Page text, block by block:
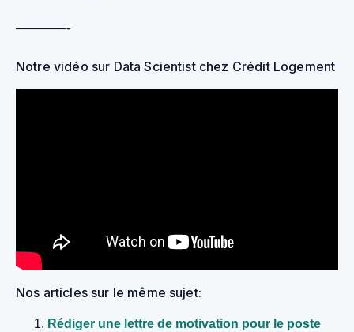
————-
Notre vidéo sur Data Scientist chez Crédit Logement
Nos articles sur le même sujet:
Rédiger une lettre de motivation pour le poste